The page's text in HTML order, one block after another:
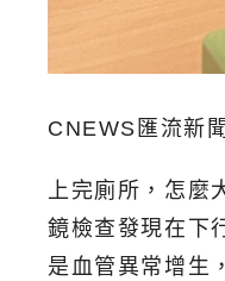
CNEWS匯流新
上完廁所，怎麼
鏡檢查發現在下
是血管異常增生